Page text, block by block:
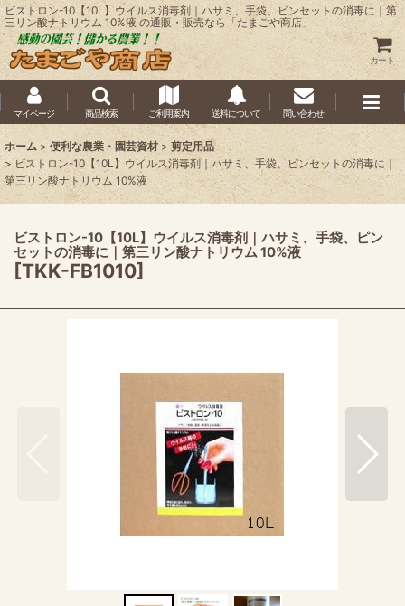
ビストロン-10【10L】ウイルス消毒剤｜ハサミ、手袋、ピンセットの消毒に｜第
三リン酸ナトリウム 10%液 の通販・販売なら「たまごや商店」
カート
マイページ 商品検索 ご利用案内 送料について 問い合わせ
ホーム > 便利な農業・園芸資材 > 剪定用品
> ビストロン-10【10L】ウイルス消毒剤｜ハサミ、手袋、ピンセットの消毒に｜
第三リン酸ナトリウム 10%液
ビストロン-10【10L】ウイルス消毒剤｜ハサミ、手袋、ピン
セットの消毒に｜第三リン酸ナトリウム 10%液
[TKK-FB1010]